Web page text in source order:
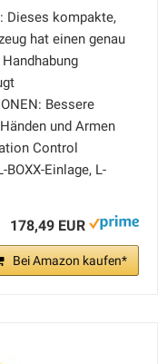
Dieses kompakte,
hat einen genau
Bessere
und Armen
Control
Einlage, L-
178,49 EUR
Bei Amazon kaufen*